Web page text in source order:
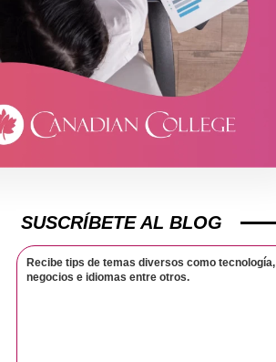
SUSCRÍBETE AL BLOG
Recibe tips de temas diversos como tecnología,
negocios e idiomas entre otros.